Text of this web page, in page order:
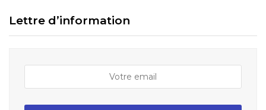
Lettre d’information